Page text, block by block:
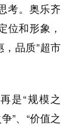
考。奥乐齐
位和形象，
品质”超市
是“规模之
”、“价值之